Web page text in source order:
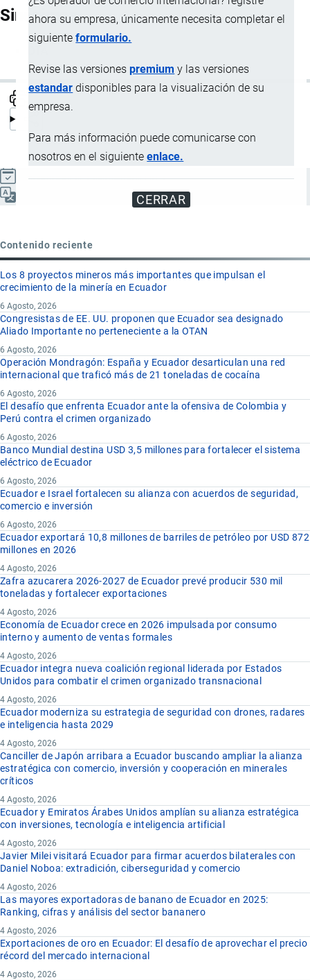
ahora su empresa, únicamente necesita completar el
siguienteformulario.
Revise las versionespremium y las versiones
estandar disponibles para la visualización de su
empresa.
Para más información puede comunicarse con
nosotros en el siguienteenlace.
CERRAR
Sinónimos
Actualizado el 9 Septiembre, 2024
Contenido reciente
Los 8 proyectos mineros más importantes que impulsan el
crecimiento de la minería en Ecuador
6 Agosto, 2026
Congresistas de EE. UU. proponen que Ecuador sea designado
Aliado Importante no perteneciente a la OTAN
6 Agosto, 2026
Operación Mondragón: España y Ecuador desarticulan una red
internacional que traficó más de 21 toneladas de cocaína
6 Agosto, 2026
El desafío que enfrenta Ecuador ante la ofensiva de Colombia y
Perú contra el crimen organizado
6 Agosto, 2026
Banco Mundial destina USD 3,5 millones para fortalecer el sistema
eléctrico de Ecuador
6 Agosto, 2026
Ecuador e Israel fortalecen su alianza con acuerdos de seguridad,
comercio e inversión
6 Agosto, 2026
Ecuador exportará 10,8 millones de barriles de petróleo por USD 872
millones en 2026
4 Agosto, 2026
Zafra azucarera 2026-2027 de Ecuador prevé producir 530 mil
toneladas y fortalecer exportaciones
4 Agosto, 2026
Economía de Ecuador crece en 2026 impulsada por consumo
interno y aumento de ventas formales
4 Agosto, 2026
Ecuador integra nueva coalición regional liderada por Estados
Unidos para combatir el crimen organizado transnacional
4 Agosto, 2026
Ecuador moderniza su estrategia de seguridad con drones, radares
e inteligencia hasta 2029
4 Agosto, 2026
Canciller de Japón arribara a Ecuador buscando ampliar la alianza
estratégica con comercio, inversión y cooperación en minerales
críticos
4 Agosto, 2026
Ecuador y Emiratos Árabes Unidos amplían su alianza estratégica
con inversiones, tecnología e inteligencia artificial
4 Agosto, 2026
Javier Milei visitará Ecuador para firmar acuerdos bilaterales con
Daniel Noboa: extradición, ciberseguridad y comercio
4 Agosto, 2026
Las mayores exportadoras de banano de Ecuador en 2025:
Ranking, cifras y análisis del sector bananero
4 Agosto, 2026
Exportaciones de oro en Ecuador: El desafío de aprovechar el precio
récord del mercado internacional
4 Agosto, 2026